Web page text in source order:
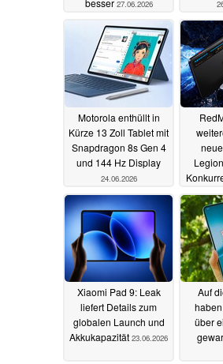
Desaster fürs Apple
iPad Mini: Tolles
OLED-Tablet macht im
Test nahezu alles
besser27.06.2026
Neues
Tablet
USB-
Motorola enthüllt in
Kürze 13 Zoll Tablet mit
Snapdragon 8s Gen 4
und 144 Hz Display
24.06.2026